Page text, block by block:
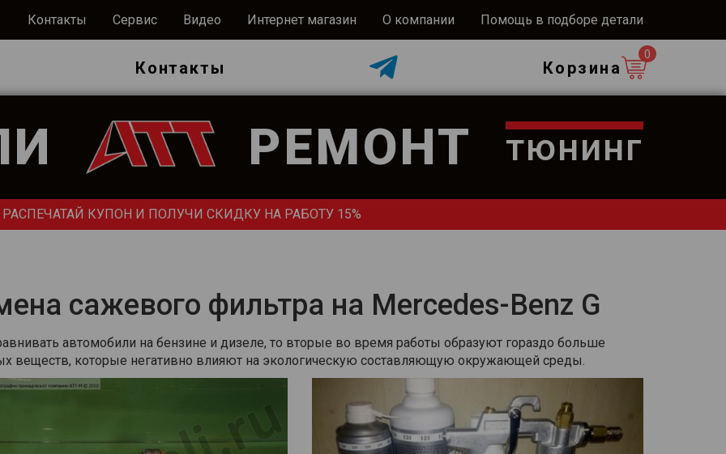
Контакты Сервис Видео Интернет магазин О компании Помощь в подборе детали
Контакты Корзина
0
РЕМОНТ тюнинг
РАСПЕЧАТАЙ КУПОН И ПОЛУЧИ СКИДКУ НА РАБОТУ 15%
сажевого фильтра на Mercedes-Benz G
автомобили на бензине и дизеле, то вторые во время работы образуют гораздо больше
веществ, которые негативно влияют на экологическую составляющую окружающей среды.